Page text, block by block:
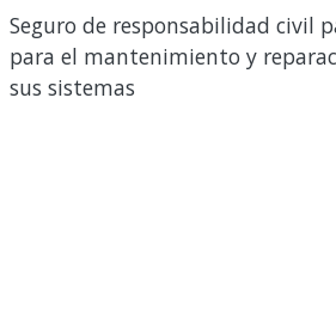
Seguro de responsabilidad civil
para el mantenimiento y
sus sistemas